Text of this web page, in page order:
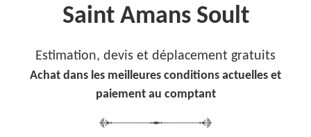
Saint Amans Soult
Estimation, devis et déplacement gratuits
Achat dans les meilleures conditions actuelles et
paiement au comptant